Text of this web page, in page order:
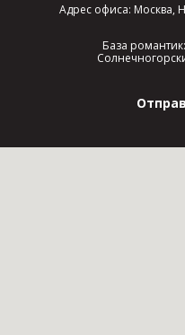
Адрес офиса: Москва,
База